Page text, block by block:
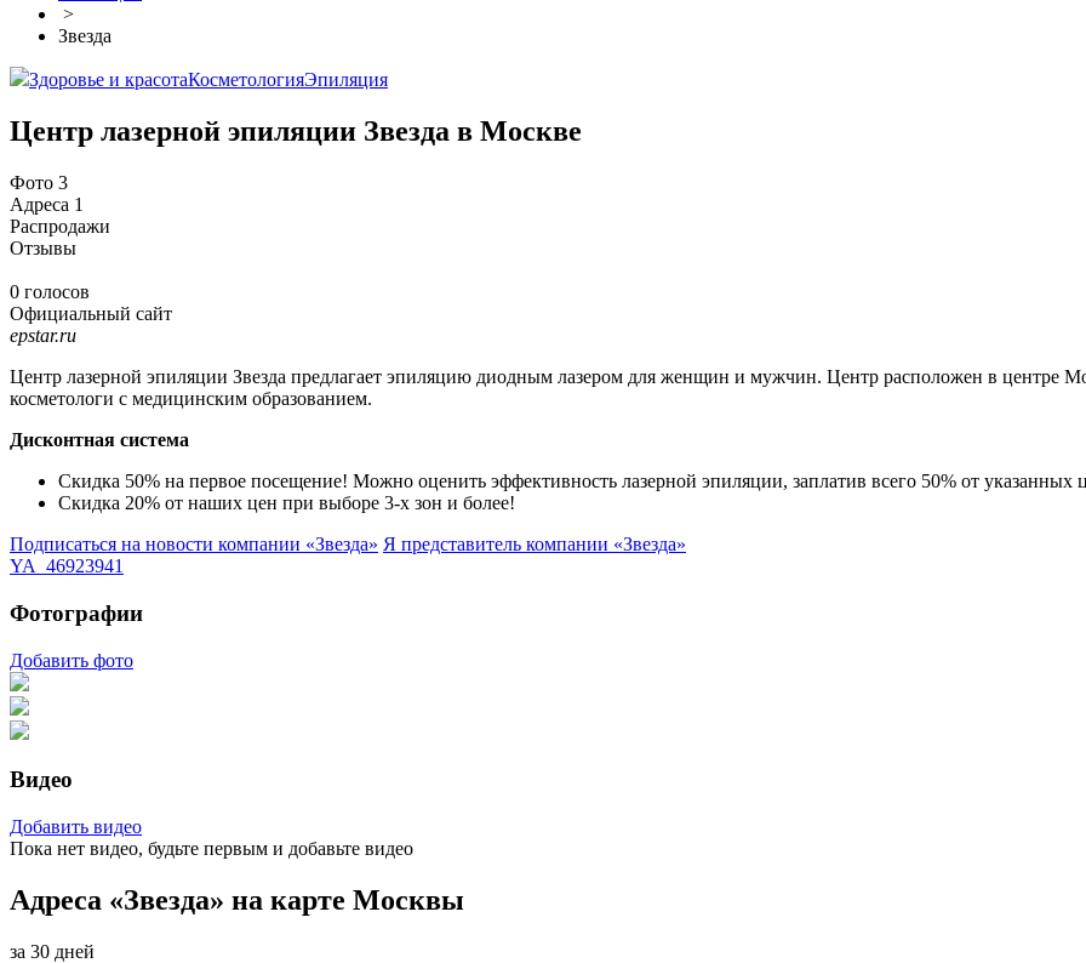
>
Звезда
Здоровье и красотаКосметологияЭпиляция
Центр лазерной эпиляции Звезда в Москве
Фото 3
Адреса 1
Распродажи
Отзывы
0 голосов
Официальный сайт
epstar.ru
Центр лазерной эпиляции Звезда предлагает эпиляцию диодным лазером для женщин и мужчин. Центр расположен в центре
косметологи с медицинским образованием.
Дисконтная система
Скидка 50% на первое посещение! Можно оценить эффективность лазерной эпиляции, заплатив всего 50% от указанных
Скидка 20% от наших цен при выборе 3-х зон и более!
Подписаться на новости компании «Звезда» Я представитель компании «Звезда»
YA_46923941
Фотографии
Добавить фото
Видео
Добавить видео
Пока нет видео, будьте первым и добавьте видео
Адреса «Звезда» на карте Москвы
за 30 дней